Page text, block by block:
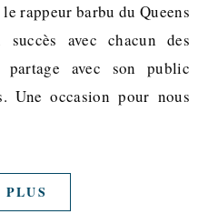
rappeur barbu du Queens
avec chacun des
partage avec son public
Une occasion pour nous